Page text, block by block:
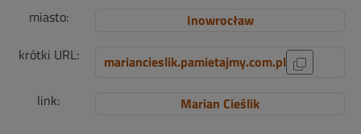
miasto:
Inowrocław
krótki URL:
mariancieslik.pamietajmy.com.pl
link:
Marian Cieślik